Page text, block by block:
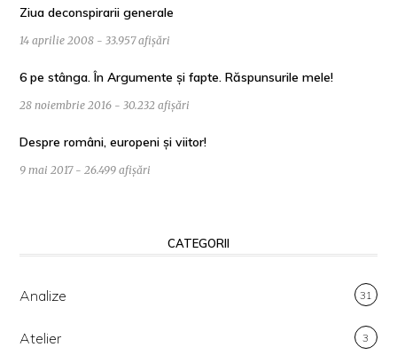
Ziua deconspirarii generale
14 aprilie 2008 - 33.957 afișări
6 pe stânga. În Argumente și fapte. Răspunsurile mele!
28 noiembrie 2016 - 30.232 afișări
Despre români, europeni și viitor!
9 mai 2017 - 26.499 afișări
CATEGORII
Analize 31
Atelier 3